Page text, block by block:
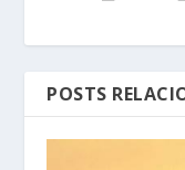
POSTS